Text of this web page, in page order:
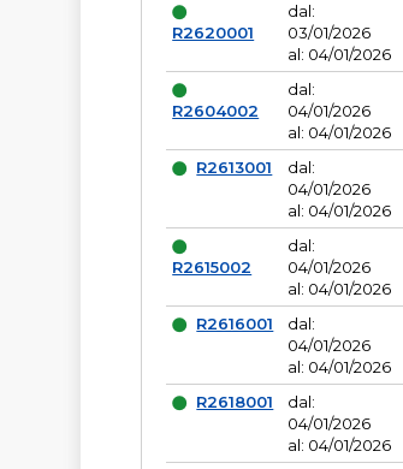
R2620001
dal:
03/01/2026
al: 04/01/2026
R2604002
dal:
04/01/2026
al: 04/01/2026
R2613001
dal:
04/01/2026
al: 04/01/2026
R2615002
dal:
04/01/2026
al: 04/01/2026
R2616001
dal:
04/01/2026
al: 04/01/2026
R2618001
dal:
04/01/2026
al: 04/01/2026